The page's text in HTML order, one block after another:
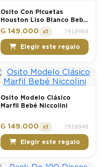
Osito Con Picuetas
Houston Liso Blanco Bebé
Niccolini
₲ 149.000 x1 7918960
Elegir este regalo
Osito Modelo Clásico
Marfil Bebé Niccolini
₲ 149.000 x1 7918948
Elegir este regalo